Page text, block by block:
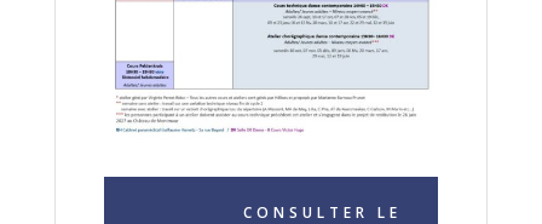
CONSULTER LE